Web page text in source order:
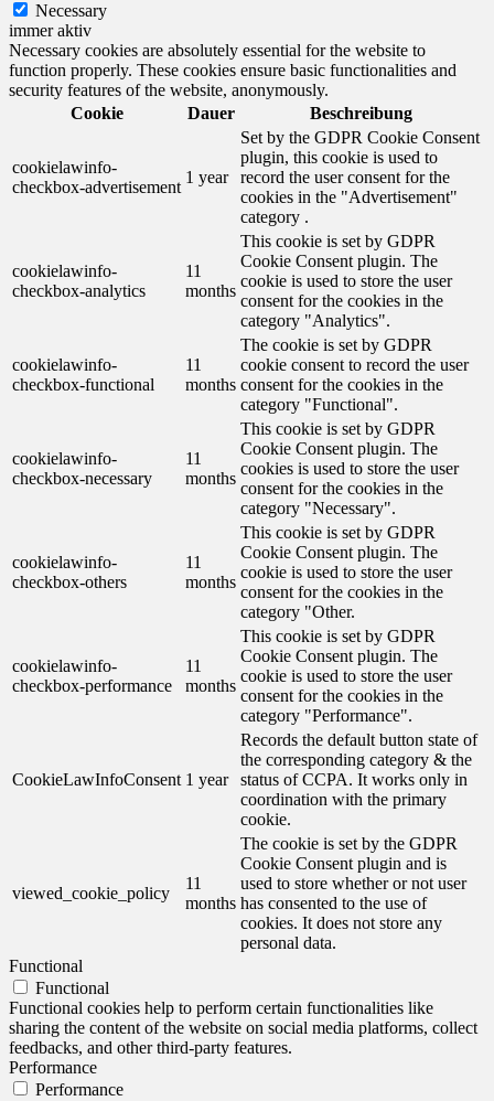
Necessary
immer aktiv
Necessary cookies are absolutely essential for the website to
function properly. These cookies ensure basic functionalities and
security features of the website, anonymously.
Cookie
Dauer Beschreibung
cookielawinfo-
checkbox-advertisement
1 year
Set by the GDPR Cookie Consent
plugin, this cookie is used to
record the user consent for the
cookies in the "Advertisement"
category .
cookielawinfo-
checkbox-analytics
11
months
This cookie is set by GDPR
Cookie Consent plugin. The
cookie is used to store the user
consent for the cookies in the
category "Analytics".
cookielawinfo-
checkbox-functional
11
months
The cookie is set by GDPR
cookie consent to record the user
consent for the cookies in the
category "Functional".
cookielawinfo-
checkbox-necessary
11
months
This cookie is set by GDPR
Cookie Consent plugin. The
cookies is used to store the user
consent for the cookies in the
category "Necessary".
cookielawinfo-
checkbox-others
11
months
This cookie is set by GDPR
Cookie Consent plugin. The
cookie is used to store the user
consent for the cookies in the
category "Other.
cookielawinfo-
checkbox-performance
11
months
This cookie is set by GDPR
Cookie Consent plugin. The
cookie is used to store the user
consent for the cookies in the
category "Performance".
CookieLawInfoConsent 1 year
Records the default button state of
the corresponding category & the
status of CCPA. It works only in
coordination with the primary
cookie.
viewed_cookie_policy
11
months
The cookie is set by the GDPR
Cookie Consent plugin and is
used to store whether or not user
has consented to the use of
cookies. It does not store any
personal data.
Functional
Functional
Functional cookies help to perform certain functionalities like
sharing the content of the website on social media platforms, collect
feedbacks, and other third-party features.
Performance
Performance